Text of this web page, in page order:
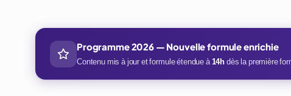
Programme 2026 — Nouvelle formule enrichie
Contenu mis à jour et formule étendue à14hdès la première